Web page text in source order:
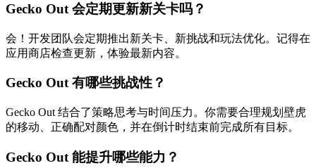
Gecko Out 会定期更新新关卡吗？
会！开发团队会定期推出新关卡、新挑战和玩法优化。记得在
应用商店检查更新，体验最新内容。
Gecko Out 有哪些挑战性？
Gecko Out 结合了策略思考与时间压力。你需要合理规划壁虎
的移动、正确配对颜色，并在倒计时结束前完成所有目标。
Gecko Out 能提升哪些能力？